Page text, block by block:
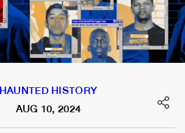
HAUNTED HISTORY
AUG 10, 2024